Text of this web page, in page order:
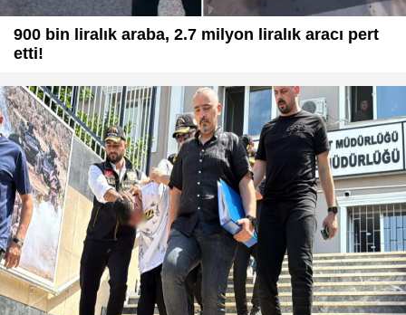
900 bin liralık araba, 2.7 milyon liralık aracı pert
etti!